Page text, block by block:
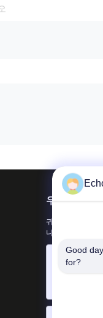
우리를 메일
귀하의 요구 사항
니다.
Good
for?